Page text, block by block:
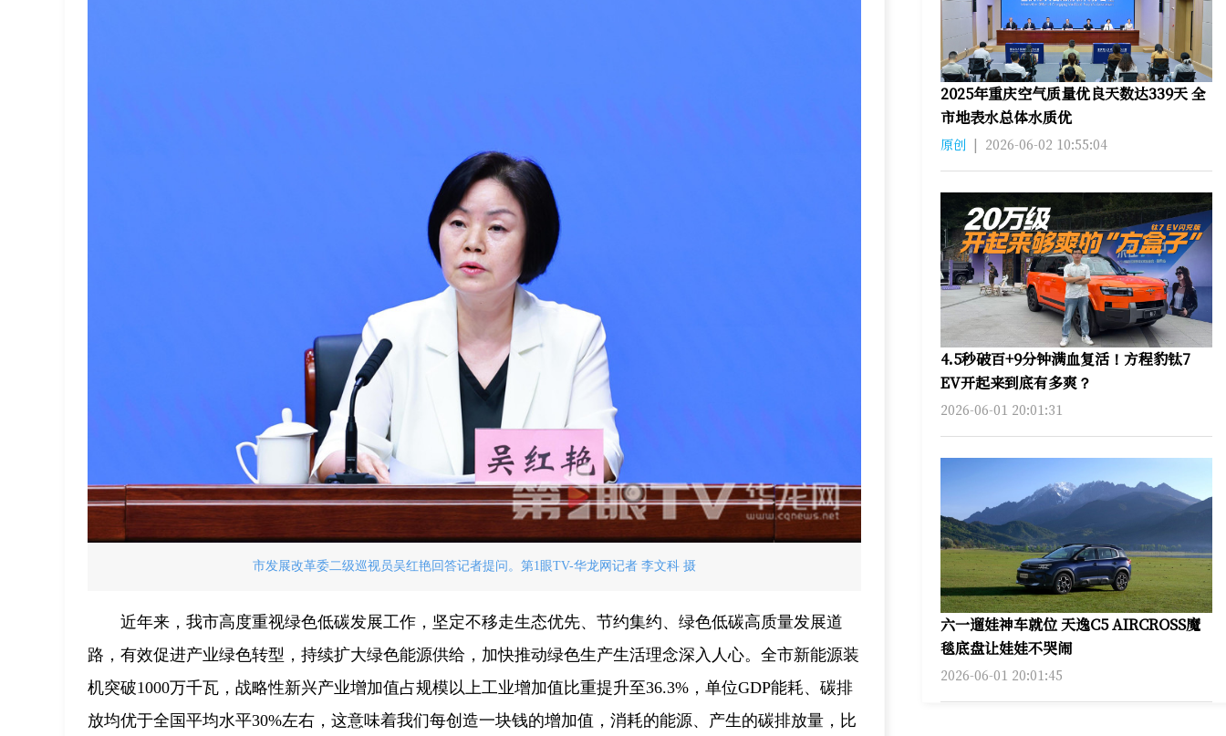
市发展改革委二级巡视员吴红艳回答记者提问。第1眼TV-华龙网记者 李文科 摄
近年来，我市高度重视绿色低碳发展工作，坚定不移走生态优先、节约集约、绿色低碳高质量发展道
路，有效促进产业绿色转型，持续扩大绿色能源供给，加快推动绿色生产生活理念深入人心。全市新能源装
机突破1000万千瓦，战略性新兴产业增加值占规模以上工业增加值比重提升至36.3%，单位GDP能耗、碳排
放均优于全国平均水平30%左右，这意味着我们每创造一块钱的增加值，消耗的能源、产生的碳排放量，比
2025年重庆空气质量优良天数达339天 全
市地表水总体水质优
原创 | 2026-06-02 10:55:04
4.5秒破百+9分钟满血复活！方程豹钛7
EV开起来到底有多爽？
2026-06-01 20:01:31
六一遛娃神车就位 天逸C5 AIRCROSS魔
毯底盘让娃娃不哭闹
2026-06-01 20:01:45